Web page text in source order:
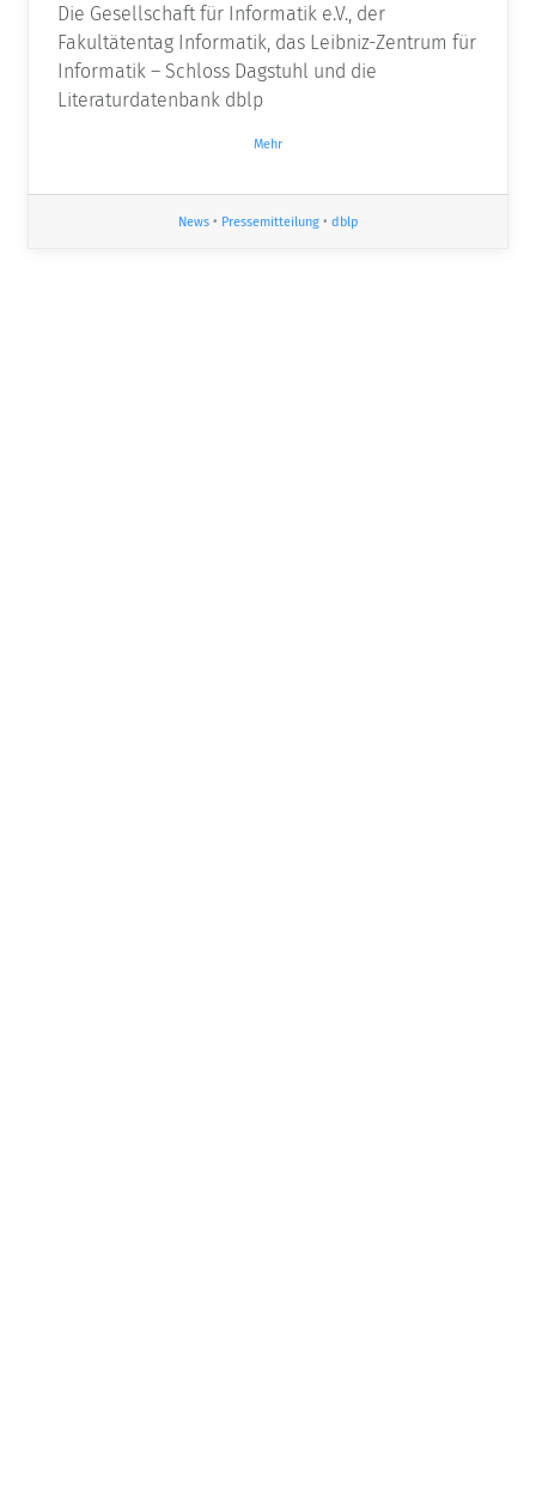
Die Gesellschaft für Informatik e.V., der
Fakultätentag Informatik, das Leibniz-Zentrum für
Informatik – Schloss Dagstuhl und die
Literaturdatenbank dblp
Mehr
News • Pressemitteilung • dblp